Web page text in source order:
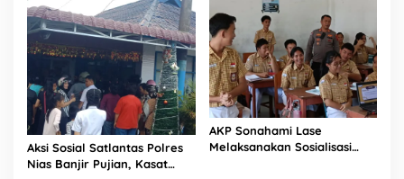
Aksi Sosial Satlantas Polres
Nias Banjir Pujian, Kasat
AKP Sonahami Lase
Melaksanakan Sosialisasi